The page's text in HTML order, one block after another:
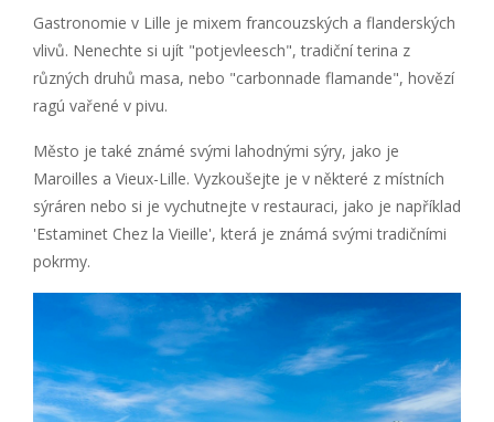
Gastronomie v Lille je mixem francouzských a flanderských
vlivů. Nenechte si ujít "potjevleesch", tradiční terina z
různých druhů masa, nebo "carbonnade flamande", hovězí
ragú vařené v pivu.
Město je také známé svými lahodnými sýry, jako je
Maroilles a Vieux-Lille. Vyzkoušejte je v některé z místních
sýráren nebo si je vychutnejte v restauraci, jako je například
'Estaminet Chez la Vieille', která je známá svými tradičními
pokrmy.